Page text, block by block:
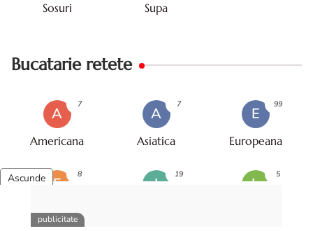
Sosuri Supa
Bucatarie retete
A
Americana
7
A
Asiatica
7
E
Europeana
99
F
Franceza
8
I
19
L
5